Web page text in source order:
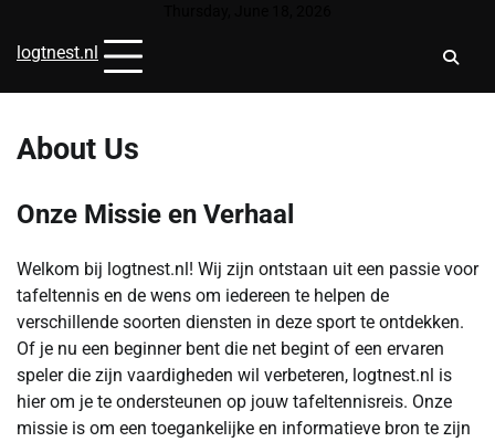
content
logtnest.nl
About Us
Onze Missie en Verhaal
Welkom bij logtnest.nl! Wij zijn ontstaan uit een passie voor
tafeltennis en de wens om iedereen te helpen de
verschillende soorten diensten in deze sport te ontdekken.
Of je nu een beginner bent die net begint of een ervaren
speler die zijn vaardigheden wil verbeteren, logtnest.nl is
hier om je te ondersteunen op jouw tafeltennisreis. Onze
missie is om een toegankelijke en informatieve bron te zijn